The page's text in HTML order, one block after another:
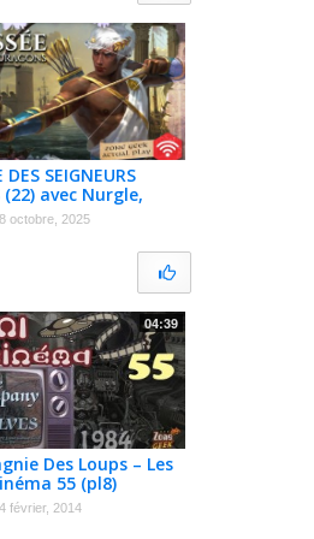
DES SEIGNEURS
(22) avec Nurgle,
@jadenkor02
octobre, 2025
04:39
Des Loups – Les
55 (pl8)
février, 2014